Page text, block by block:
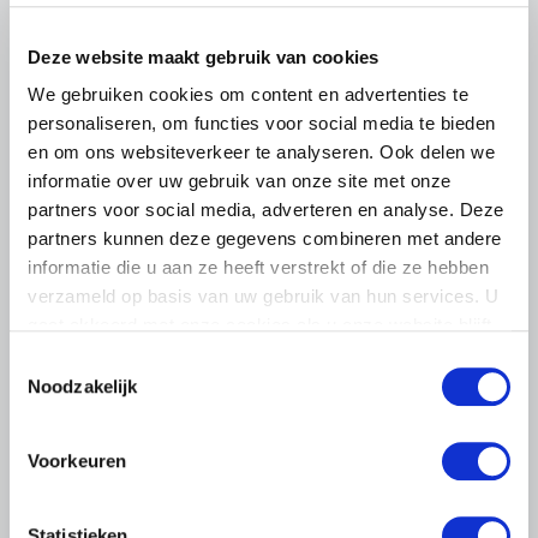
Deze website maakt gebruik van cookies
We gebruiken cookies om content en advertenties te
personaliseren, om functies voor social media te bieden
en om ons websiteverkeer te analyseren. Ook delen we
informatie over uw gebruik van onze site met onze
partners voor social media, adverteren en analyse. Deze
partners kunnen deze gegevens combineren met andere
informatie die u aan ze heeft verstrekt of die ze hebben
verzameld op basis van uw gebruik van hun services. U
Noodzakelijk
Voorkeuren
komen…
Lees meer